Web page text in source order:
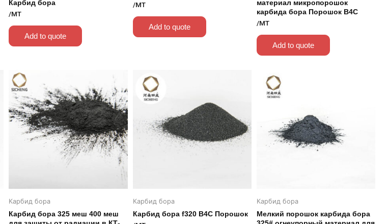
Карбид бора
/MT
Add to quote
/MT
Add to quote
материал микропорошок
карбида бора Порошок B4C
/MT
Add to quote
Карбид бора
Карбид бора 325 меш 400 меш
Карбид бора
Карбид бора f320 B4C Порошок
Карбид бора
Мелкий порошок карбида бора